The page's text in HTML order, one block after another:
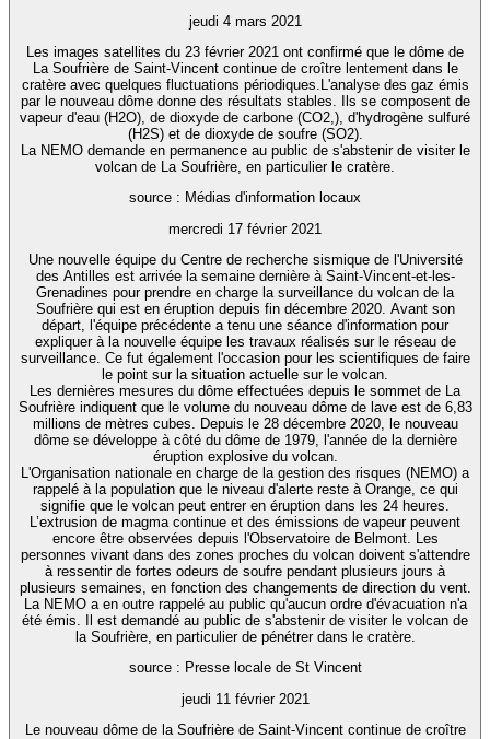
jeudi 4 mars 2021
Les images satellites du 23 février 2021 ont confirmé que le dôme de
La Soufrière de Saint-Vincent continue de croître lentement dans le
cratère avec quelques fluctuations périodiques.L'analyse des gaz émis
par le nouveau dôme donne des résultats stables. Ils se composent de
vapeur d'eau (H2O), de dioxyde de carbone (CO2,), d'hydrogène sulfuré
(H2S) et de dioxyde de soufre (SO2).
La NEMO demande en permanence au public de s'abstenir de visiter le
volcan de La Soufrière, en particulier le cratère.
source : Médias d'information locaux
mercredi 17 février 2021
Une nouvelle équipe du Centre de recherche sismique de l'Université
des Antilles est arrivée la semaine dernière à Saint-Vincent-et-les-
Grenadines pour prendre en charge la surveillance du volcan de la
Soufrière qui est en éruption depuis fin décembre 2020. Avant son
départ, l'équipe précédente a tenu une séance d'information pour
expliquer à la nouvelle équipe les travaux réalisés sur le réseau de
surveillance. Ce fut également l'occasion pour les scientifiques de faire
le point sur la situation actuelle sur le volcan.
Les dernières mesures du dôme effectuées depuis le sommet de La
Soufrière indiquent que le volume du nouveau dôme de lave est de 6,83
millions de mètres cubes. Depuis le 28 décembre 2020, le nouveau
dôme se développe à côté du dôme de 1979, l'année de la dernière
éruption explosive du volcan.
L'Organisation nationale en charge de la gestion des risques (NEMO) a
rappelé à la population que le niveau d'alerte reste à Orange, ce qui
signifie que le volcan peut entrer en éruption dans les 24 heures.
L’extrusion de magma continue et des émissions de vapeur peuvent
encore être observées depuis l'Observatoire de Belmont. Les
personnes vivant dans des zones proches du volcan doivent s'attendre
à ressentir de fortes odeurs de soufre pendant plusieurs jours à
plusieurs semaines, en fonction des changements de direction du vent.
La NEMO a en outre rappelé au public qu'aucun ordre d'évacuation n'a
été émis. Il est demandé au public de s'abstenir de visiter le volcan de
la Soufrière, en particulier de pénétrer dans le cratère.
source : Presse locale de St Vincent
jeudi 11 février 2021
Le nouveau dôme de la Soufrière de Saint-Vincent continue de croître